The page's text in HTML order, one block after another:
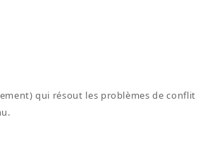
qui résout les problèmes de conflit